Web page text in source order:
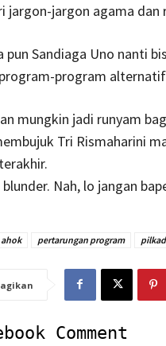
jargon-jargon agama dan
pun Sandiaga Uno nanti
program
mungkin jadi runyam
Tri Rismaharini
blunder. Nah, lo jangan
ahok pertarungan program
Comment